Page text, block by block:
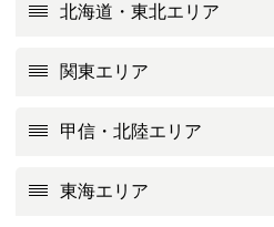
北海道・東北エリア
関東エリア
甲信・北陸エリア
東海エリア